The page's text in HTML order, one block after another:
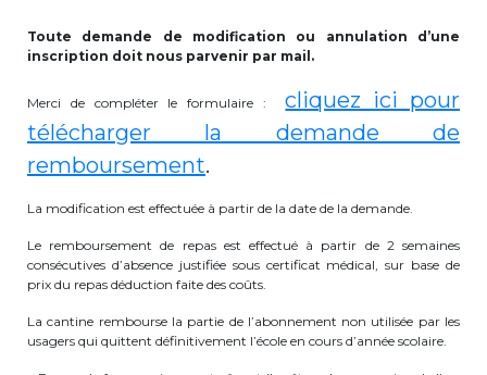
Toute demande de modification ou annulation d’une
inscription doit nous parvenir par mail.
Merci de compléter le formulaire :cliquez ici pour
télécharger la demande de
remboursement.
La modification est effectuée à partir de la date de la demande.
Le remboursement de repas est effectué à partir de 2 semaines
consécutives d’absence justifiée sous certificat médical, sur base de
prix du repas déduction faite des coûts.
La cantine rembourse la partie de l’abonnement non utilisée par les
usagers qui quittent définitivement l’école en cours d’année scolaire.